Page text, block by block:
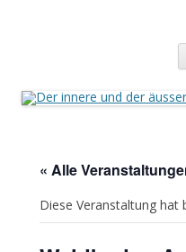
« Alle
Diese Veranstaltung hat